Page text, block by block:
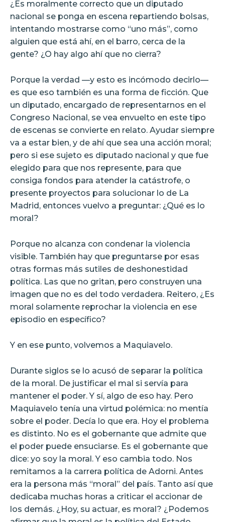
¿Es moralmente correcto que un diputado
nacional se ponga en escena repartiendo bolsas,
intentando mostrarse como “uno más”, como
alguien que está ahí, en el barro, cerca de la
gente? ¿O hay algo ahí que no cierra?
Porque la verdad —y esto es incómodo decirlo—
es que eso también es una forma de ficción. Que
un diputado, encargado de representarnos en el
Congreso Nacional, se vea envuelto en este tipo
de escenas se convierte en relato. Ayudar siempre
va a estar bien, y de ahí que sea una acción moral;
pero si ese sujeto es diputado nacional y que fue
elegido para que nos represente, para que
consiga fondos para atender la catástrofe, o
presente proyectos para solucionar lo de La
Madrid, entonces vuelvo a preguntar: ¿Qué es lo
moral?
Porque no alcanza con condenar la violencia
visible. También hay que preguntarse por esas
otras formas más sutiles de deshonestidad
política. Las que no gritan, pero construyen una
imagen que no es del todo verdadera. Reitero, ¿Es
moral solamente reprochar la violencia en ese
episodio en específico?
Y en ese punto, volvemos a Maquiavelo.
Durante siglos se lo acusó de separar la política
de la moral. De justificar el mal si servía para
mantener el poder. Y sí, algo de eso hay. Pero
Maquiavelo tenía una virtud polémica: no mentía
sobre el poder. Decía lo que era. Hoy el problema
es distinto. No es el gobernante que admite que
el poder puede ensuciarse. Es el gobernante que
dice: yo soy la moral. Y eso cambia todo. Nos
remitamos a la carrera política de Adorni. Antes
era la persona más “moral” del país. Tanto así que
dedicaba muchas horas a criticar el accionar de
los demás. ¿Hoy, su actuar, es moral? ¿Podemos